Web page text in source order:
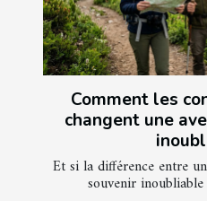
Comment les
changent une
Et si la différence entre
souvenir